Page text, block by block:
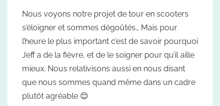
Nous voyons notre projet de tour en scooters
s’éloigner et sommes dégoûtés… Mais pour
l’heure le plus important c’est de savoir pourquoi
Jeff a de la fièvre, et de le soigner pour qu’il aille
mieux. Nous relativisons aussi en nous disant
que nous sommes quand même dans un cadre
plutôt agréable 😊